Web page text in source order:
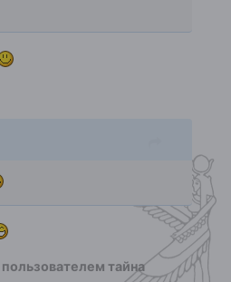
пользователем тайна